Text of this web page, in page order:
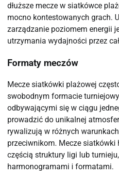
dłuższe mecze w siatkówce
mocno kontestowanych grach.
zarządzanie poziomem energii
utrzymania wydajności przez
Formaty meczów
Mecze siatkówki plażowej
swobodnym formacie
odbywającymi się w ciągu
prowadzić do unikalnej
rywalizują w różnych
przeciwnikom. Mecze siatkówki
częścią struktury ligi lub
harmonogramami i formatami.